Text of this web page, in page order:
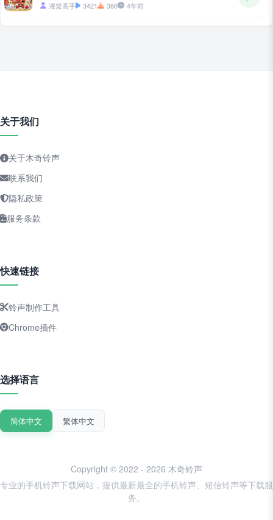
灌篮高手 3421 386 4年前
关于我们
关于木奇铃声
联系我们
隐私政策
服务条款
快速链接
铃声制作工具
Chrome插件
选择语言
简体中文 繁体中文
Copyright © 2022 - 2026 木奇铃声
专业的手机铃声下载网站，提供最新最全的手机铃声、短信铃声等下载服
务。